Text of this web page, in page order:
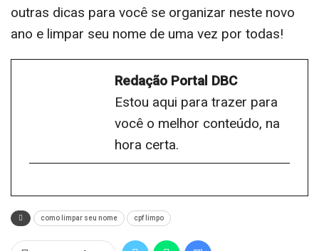
outras dicas para você se organizar neste novo
ano e limpar seu nome de uma vez por todas!
Redação Portal DBC
Estou aqui para trazer para
você o melhor conteúdo, na
hora certa.
como limpar seu nome cpf limpo